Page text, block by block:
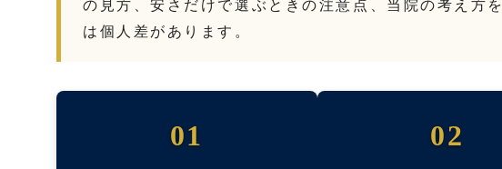
は個人差があります。
01 02